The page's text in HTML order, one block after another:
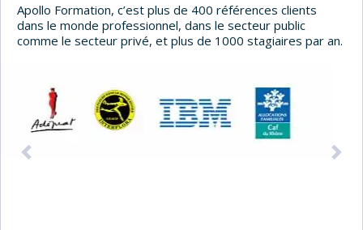
Apollo Formation, c’est plus de 400 références clients
dans le monde professionnel, dans le secteur public
comme le secteur privé, et plus de 1000 stagiaires par an.